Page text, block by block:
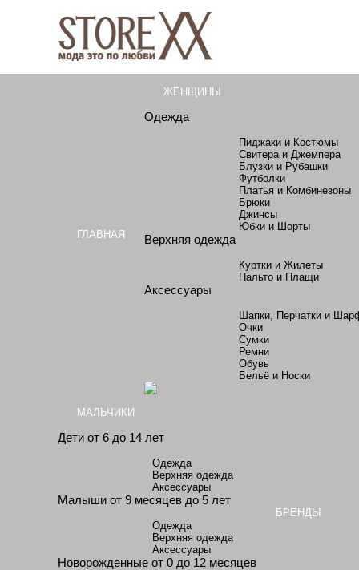
ГЛАВНАЯ
ЖЕНЩИНЫ
Одежда
Пиджаки и Костюмы
Свитера и Джемпера
Блузки и Рубашки
Футболки
Платья и Комбинезоны
Брюки
Джинсы
Юбки и Шорты
Верхняя одежда
Куртки и Жилеты
Пальто и Плащи
Аксессуары
Шапки, Перчатки и
Очки
Сумки
Ремни
Обувь
Бельё и Носки
МАЛЬЧИКИ
Дети от 6 до 14 лет
Одежда
Верхняя одежда
Аксессуары
Малыши от 9 месяцев до 5 лет
Одежда
Верхняя одежда
Аксессуары
Новорожденные от 0 до 12 месяцев
БРЕНДЫ